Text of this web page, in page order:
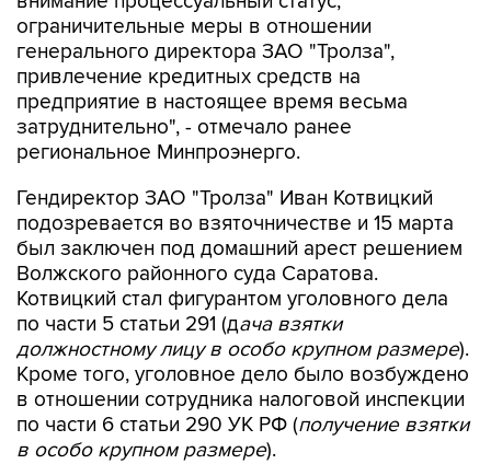
ограничительные меры в отношении
генерального директора ЗАО "Тролза",
привлечение кредитных средств на
предприятие в настоящее время весьма
затруднительно", - отмечало ранее
региональное Минпроэнерго.
Гендиректор ЗАО "Тролза" Иван Котвицкий
подозревается во взяточничестве и 15 марта
был заключен под домашний арест решением
Волжского районного суда Саратова.
Котвицкий стал фигурантом уголовного дела
по части 5 статьи 291 (дача взятки
должностному лицу в особо крупном размере).
Кроме того, уголовное дело было возбуждено
в отношении сотрудника налоговой инспекции
по части 6 статьи 290 УК РФ (получение взятки
в особо крупном размере).